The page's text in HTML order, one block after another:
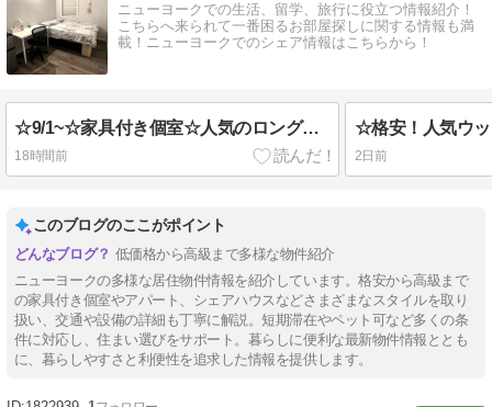
ニューヨークでの生活、留学、旅行に役立つ情報紹介！
こちらへ来られて一番困るお部屋探しに関する情報も満
載！ニューヨークでのシェア情報はこちらから！
☆9/1~☆家具付き個室☆人気のロングアイランドシティー☆ランドリー☆$900
18時間前 2日前
このブログのここがポイント
低価格から高級まで多様な物件紹介
ニューヨークの多様な居住物件情報を紹介しています。格安から高級まで
の家具付き個室やアパート、シェアハウスなどさまざまなスタイルを取り
扱い、交通や設備の詳細も丁寧に解説。短期滞在やペット可など多くの条
件に対応し、住まい選びをサポート。暮らしに便利な最新物件情報ととも
に、暮らしやすさと利便性を追求した情報を提供します。